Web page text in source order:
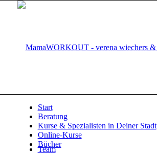
Team
Start
Beratung
Kurse & Spezialisten in Deiner Stadt
Online-Kurse
Bücher